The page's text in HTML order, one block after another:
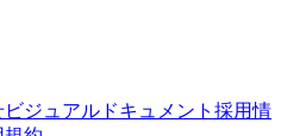
ビジュアルドキュメント 採用情